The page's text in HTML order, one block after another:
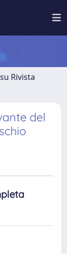
Rivista
del